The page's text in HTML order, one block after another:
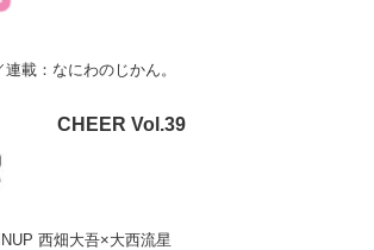
載：なにわのじかん。
CHEER Vol.39
西畑大吾×大西流星